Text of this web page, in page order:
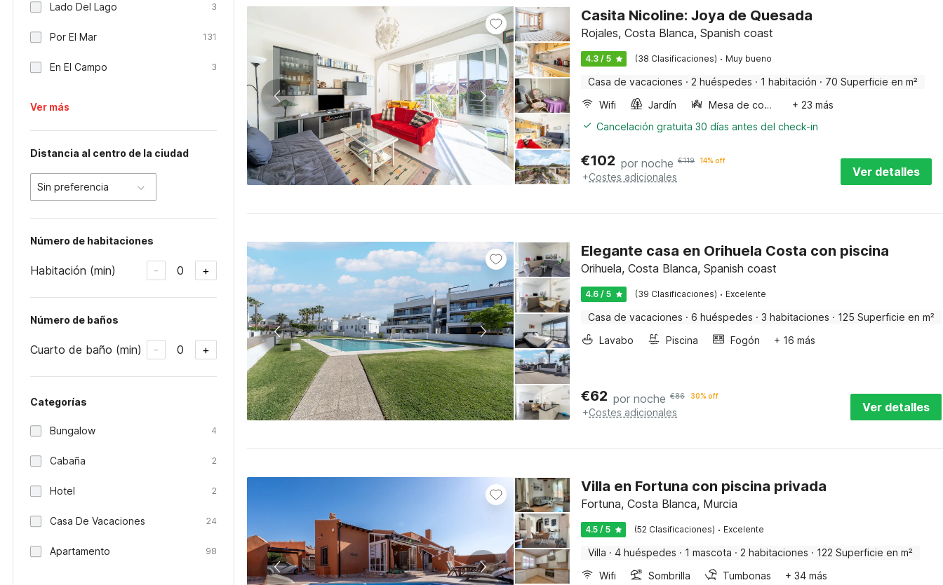
Lado Del Lago 3
Por El Mar 131
En El Campo 3
Ver más
Distancia al centro de la ciudad
Sin preferencia
Número de habitaciones
Habitación (min) - 0 +
Número de baños
Cuarto de baño (min) - 0 +
Categorías
Bungalow 4
Cabaña 2
Hotel 2
Casa De Vacaciones 24
Apartamento 98
Casita Nicoline: Joya de Quesada
Rojales, Costa Blanca, Spanish coast
4.3 / 5 (38 Clasificaciones) · Muy bueno
Casa de vacaciones · 2 huéspedes · 1 habitación · 70 Superficie en m²
Wifi
Jardín Mesa de comedor
+ 23 más
Cancelación gratuita 30 días antes del check-in
€102 por noche €119 14% off
+Costes adicionales Ver detalles
Elegante casa en Orihuela Costa con piscina
Orihuela, Costa Blanca, Spanish coast
4.6 / 5 (39 Clasificaciones) · Excelente
Casa de vacaciones · 6 huéspedes · 3 habitaciones · 125 Superficie en m²
Lavabo
Piscina Fogón + 16 más
€62 por noche €86 30% off
+Costes adicionales Ver detalles
Villa en Fortuna con piscina privada
Fortuna, Costa Blanca, Murcia
4.5 / 5 (52 Clasificaciones) · Excelente
Villa · 4 huéspedes · 1 mascota · 2 habitaciones · 122 Superficie en m²
Wifi
Sombrilla Tumbonas
+ 34 más